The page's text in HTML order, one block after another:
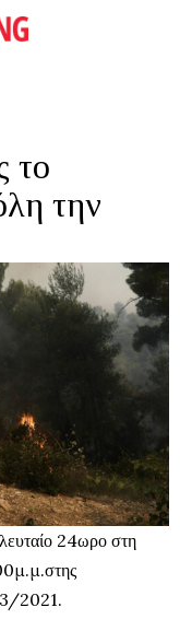
το
την
24ωρο στη
2021.